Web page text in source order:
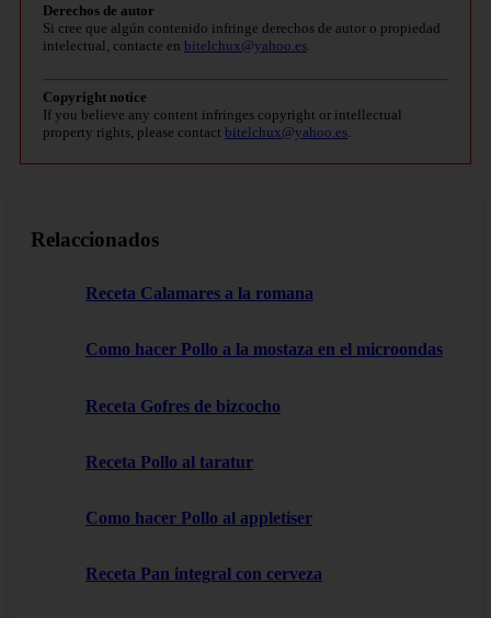
Derechos de autor
Si cree que algún contenido infringe derechos de autor o propiedad
intelectual, contacte en bitelchux@yahoo.es
Copyright notice
If you believe any content infringes copyright or intellectual
property rights, please contact bitelchux@yahoo.es
Relaccionados
Receta Calamares a la romana
Como hacer Pollo a la mostaza en el microondas
Receta Gofres de bizcocho
Receta Pollo al taratur
Como hacer Pollo al appletiser
Receta Pan integral con cerveza